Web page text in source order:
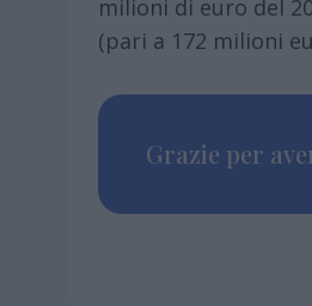
milioni di euro del
(pari a 172 milioni
Grazie per